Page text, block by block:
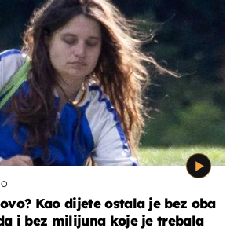
Kao dijete ostala je bez oba
i bez milijuna koje je trebala